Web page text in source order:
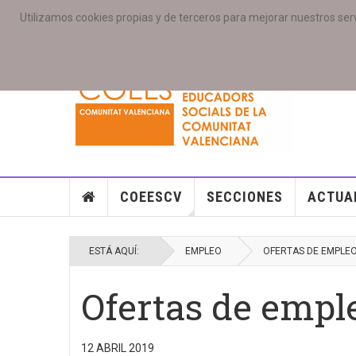
Utilizamos cookies propias y de terceros para mejorar nuestros
PORTADA ACCESO COLEGIAD@S GALERIAS
COEESCV SECCIONES
ESTÁ AQUÍ: EMPLEO OFERTAS DE EMPLEO
Ofertas de
12 ABRIL 2019